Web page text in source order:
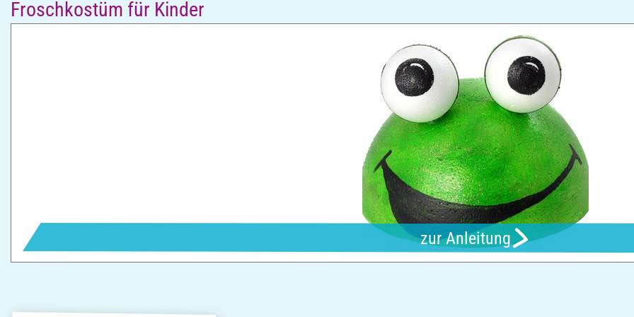
Froschkostüm für Kinder
zur Anleitung